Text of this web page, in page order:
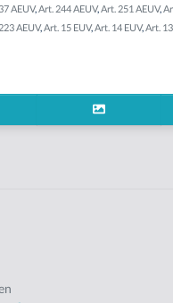
AEUV, Art. 244 AEUV, Art. 251 AEUV,
AEUV, Art. 15 EUV, Art. 14 EUV, Art.